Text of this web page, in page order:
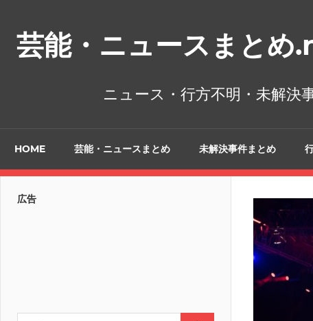
芸能・ニュースまとめ
ニュース・行方不明・未解決
HOME 芸能・ニュースまとめ 未解決事件まとめ
広告